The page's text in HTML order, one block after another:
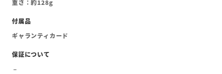
重さ：約128g
ギャランティカード